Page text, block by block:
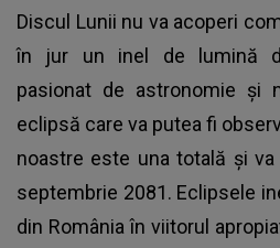
Discul Lunii nu va acoperi
în jur un inel de lumină
pasionat de astronomie și
eclipsă care va putea fi
noastre este una totală și
septembrie 2081. Eclipsele
din România în viitorul